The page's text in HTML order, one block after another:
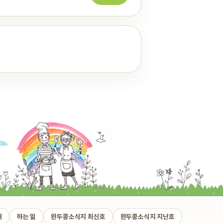
하는 일 완두콩소식지 최신호 완두콩소식지 지난호